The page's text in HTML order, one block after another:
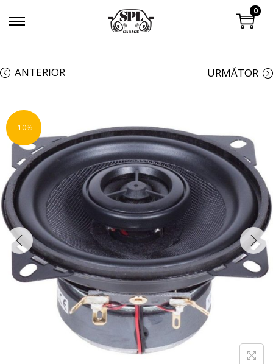
0
ANTERIOR URMĂTOR
-10%